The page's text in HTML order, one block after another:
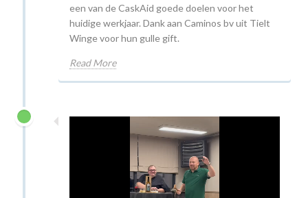
een van de CaskAid goede doelen voor het
huidige werkjaar. Dank aan Caminos bv uit Tielt
Winge voor hun gulle gift.
Read More